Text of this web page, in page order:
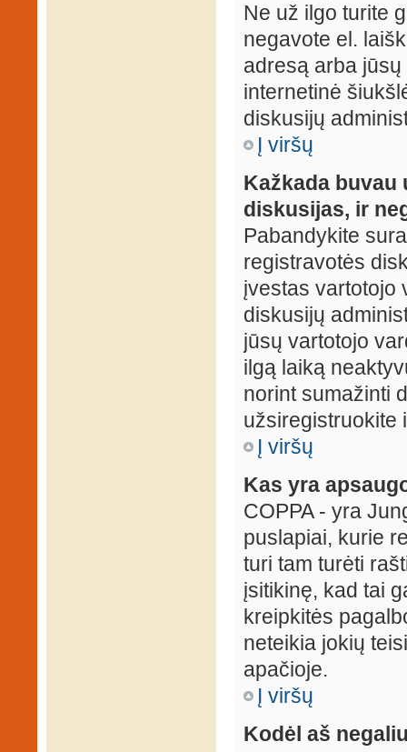
Ne už ilgo turite
negavote el.
adresą arba
internetinė
diskusijų
Į viršų
Kažkada buvau
diskusijas, ir
Pabandykite
registravotės
įvestas vartotojo
diskusijų
jūsų vartotojo
ilgą laiką
norint sumažinti
užsiregistruokite
Į viršų
Kas yra
COPPA - yra
puslapiai, kurie
turi tam turėti
įsitikinę, kad tai
kreipkitės
neteikia jokių
apačioje.
Į viršų
Kodėl aš